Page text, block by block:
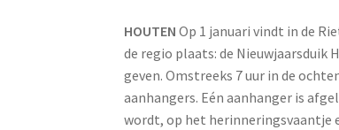
HOUTEN Op 1 januari vindt in de
de regio plaats: de Nieuwjaarsduik
geven. Omstreeks 7 uur in de
aanhangers. Eén aanhanger is
wordt, op het herinneringsvaantje